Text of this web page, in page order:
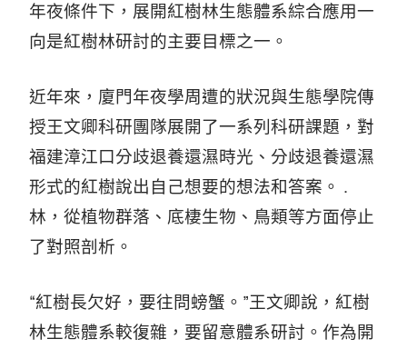
年夜條件下，展開紅樹林生態體系綜合應用一
向是紅樹林研討的主要目標之一。
近年來，廈門年夜學周遭的狀況與生態學院傳
授王文卿科研團隊展開了一系列科研課題，對
福建漳江口分歧退養還濕時光、分歧退養還濕
形式的紅樹說出自己想要的想法和答案。 .
林，從植物群落、底棲生物、鳥類等方面停止
了對照剖析。
“紅樹長欠好，要往問螃蟹。”王文卿說，紅樹
林生態體系較復雜，要留意體系研討。作為開